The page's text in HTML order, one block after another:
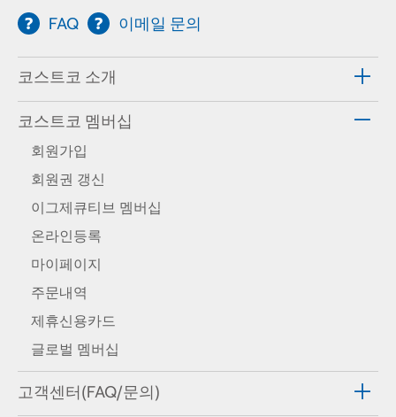
FAQ 이메일 문의
코스트코 소개
코스트코 멤버십
회원가입
회원권 갱신
이그제큐티브 멤버십
온라인등록
마이페이지
주문내역
제휴신용카드
글로벌 멤버십
고객센터(FAQ/문의)